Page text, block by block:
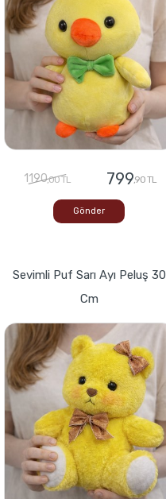
1190,00 TL 799,90 TL
Gönder
Sevimli Puf Sarı Ayı Peluş 30
Cm